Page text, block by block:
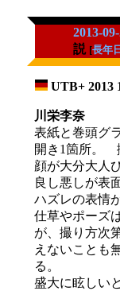
2013-
説 [長年
UTB+ 2013
川栄李奈
表紙と巻頭グ
開き1箇所。
顔が大分大人
良し悪しが表
ハズレの表情
仕草やポーズ
が、撮り方次
えないことも
る。
盛大に眩しい